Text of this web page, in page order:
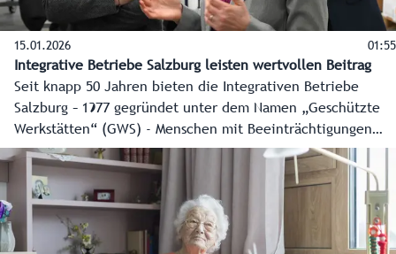
15.01.2026 01:55
Integrative Betriebe Salzburg leisten wertvollen Beitrag
Seit knapp 50 Jahren bieten die Integrativen Betriebe
Salzburg – 1977 gegründet unter dem Namen „Geschützte
Werkstätten“ (GWS) - Menschen mit Beeinträchtigungen
vollwertige Arbeitsplätze. Sie arbeiten gemeinsam mit
Kolleginnen und Kollegen ohne Behinderungen, bekommen
genauso faire Entlohnung und können ihre Fähigkeiten
einbringen und dank gezielter Förderung entfalten.
Landeshauptfrau-Stellvertreterin Marlene Svazek hat die